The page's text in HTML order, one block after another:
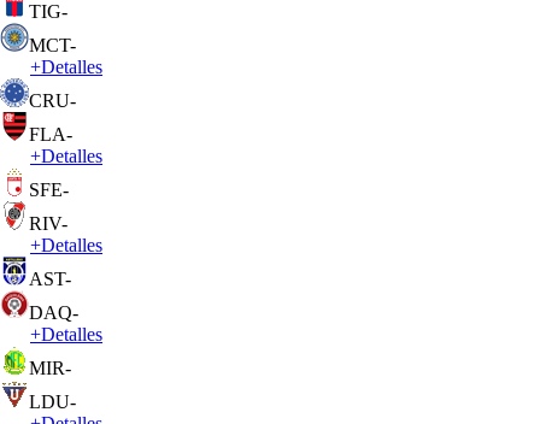
TIG-
MCT-
+Detalles
CRU-
FLA-
+Detalles
SFE-
RIV-
+Detalles
AST-
DAQ-
+Detalles
MIR-
LDU-